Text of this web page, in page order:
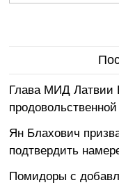
Глава МИД Латвии
Ян Блахович
подтвердить
Помидоры с